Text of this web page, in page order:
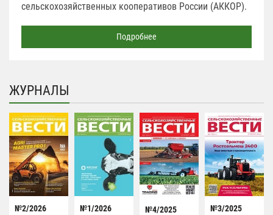
сельскохозяйственных кооперативов России (АККОР).
Подробнее
ЖУРНАЛЫ
№2/2026 №1/2026 №4/2025 №3/2025